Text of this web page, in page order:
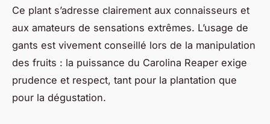
Ce plant s’adresse clairement aux connaisseurs et
aux amateurs de sensations extrêmes. L’usage de
gants est vivement conseillé lors de la manipulation
des fruits : la puissance du Carolina Reaper exige
prudence et respect, tant pour la plantation que
pour la dégustation.